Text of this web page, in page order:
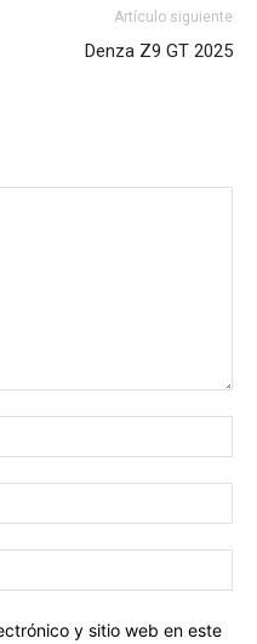
Artículo siguiente
Denza Z9 GT 2025
y sitio web en este